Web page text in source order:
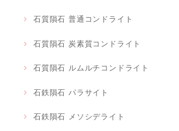
石質隕石 普通コンドライト
石質隕石 炭素質コンドライト
石質隕石 ルムルチコンドライト
石鉄隕石 パラサイト
石鉄隕石 メソシデライト